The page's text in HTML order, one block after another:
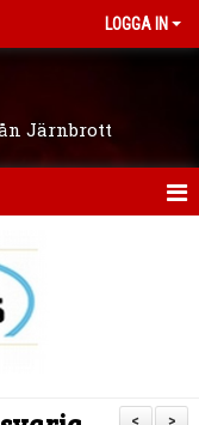
LOGGA IN
Järnbrott
>
<